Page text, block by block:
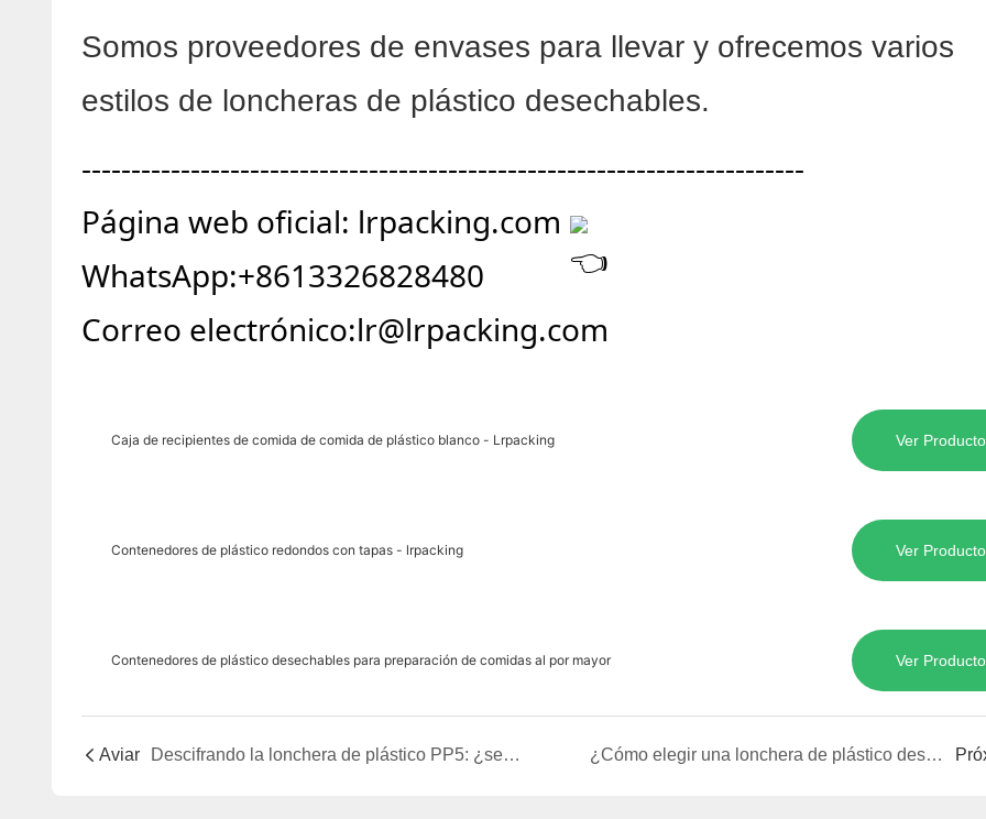
Somos proveedores de envases para llevar y ofrecemos varios
estilos de loncheras de plástico desechables.
-------------------------------------------------------------------------
Página web oficial: lrpacking.com
WhatsApp:+8613326828480
Correo electrónico:lr@lrpacking.com
Caja de recipientes de comida de comida de plástico blanco - Lrpacking Ver
Contenedores de plástico redondos con tapas - lrpacking Ver
Contenedores de plástico desechables para preparación de comidas al por mayor Ver
Aviar Descifrando la lonchera de plástico PP5: ¿seguridad o peligro? ¿Cómo elegir una lonchera de plástico desechable de una marca?